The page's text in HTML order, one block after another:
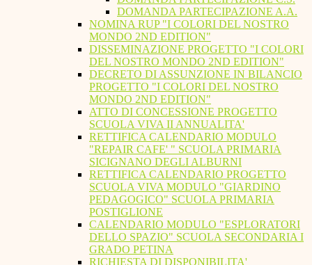
DOMANDA PARTECIPAZIONE A.A.
NOMINA RUP "I COLORI DEL NOSTRO
MONDO 2ND EDITION"
DISSEMINAZIONE PROGETTO "I COLORI
DEL NOSTRO MONDO 2ND EDITION"
DECRETO DI ASSUNZIONE IN BILANCIO
PROGETTO "I COLORI DEL NOSTRO
MONDO 2ND EDITION"
ATTO DI CONCESSIONE PROGETTO
SCUOLA VIVA II ANNUALITA'
RETTIFICA CALENDARIO MODULO
"REPAIR CAFE' " SCUOLA PRIMARIA
SICIGNANO DEGLI ALBURNI
RETTIFICA CALENDARIO PROGETTO
SCUOLA VIVA MODULO "GIARDINO
PEDAGOGICO" SCUOLA PRIMARIA
POSTIGLIONE
CALENDARIO MODULO "ESPLORATORI
DELLO SPAZIO" SCUOLA SECONDARIA I
GRADO PETINA
RICHIESTA DI DISPONIBILITA'